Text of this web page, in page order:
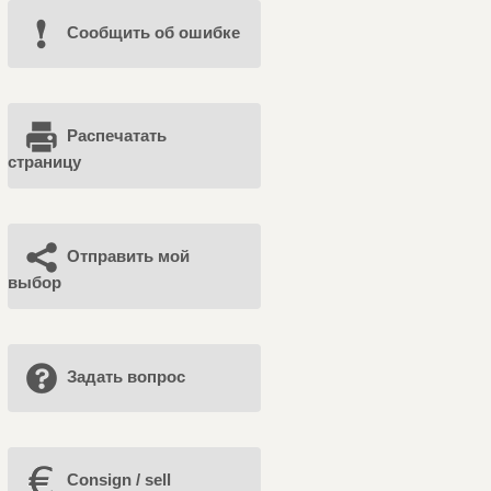
Cообщить об ошибке
Распечатать
страницу
Отправить мой
выбор
Задать вопрос
Consign / sell